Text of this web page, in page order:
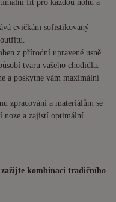
fit pro každou nohu a
cvičkám sofistikovaný
z přírodní upravené usně
tvaru vašeho chodidla.
a poskytne vám maximální
zpracování a materiálům se
noze a zajistí optimální
zažijte kombinaci tradičního